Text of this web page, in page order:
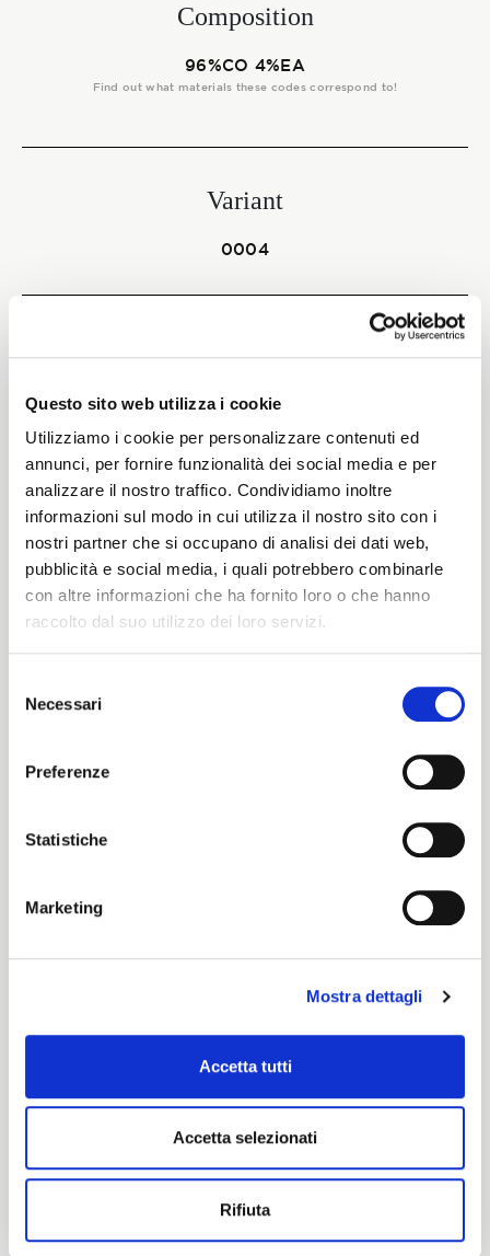
Questo sito web utilizza i cookie
Utilizziamo i cookie per personalizzare contenuti ed
annunci, per fornire funzionalità dei social media e per
analizzare il nostro traffico. Condividiamo inoltre
informazioni sul modo in cui utilizza il nostro sito con i
nostri partner che si occupano di analisi dei dati web,
pubblicità e social media, i quali potrebbero combinarle
con altre informazioni che ha fornito loro o che hanno
raccolto dal suo utilizzo dei loro servizi.
delNecessari
Preferenze
Statistiche
Marketing
Mostra dettagli
Accetta tutti
Accetta selezionati
Rifiuta
Composition
96%CO 4%EA
Find out what materials these codes correspond to!
Variant
0004
320 G/MLIN
Height
125/130 CM
Are you interested in this fabric?
CONTACT OUR FINANCIAL ADVISOR
CONTACT US